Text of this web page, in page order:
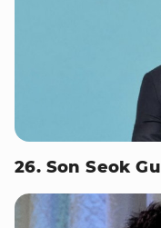
26. Son Seok Gu